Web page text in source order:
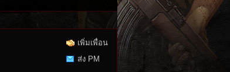
เพิ่มเพื่อน
ส่ง PM